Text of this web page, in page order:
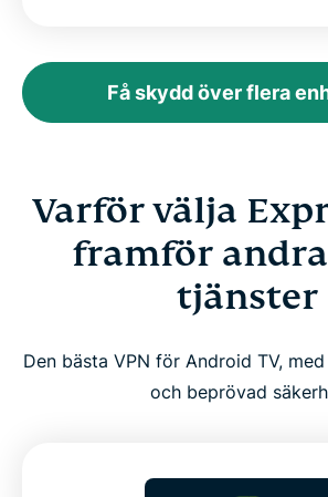
Få skydd över flera
Varför välja
framför andra
tjänster
Den bästa VPN för Android TV,
och beprövad